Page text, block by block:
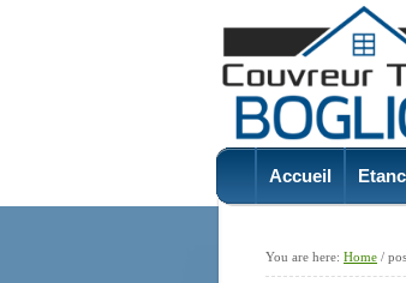
Accueil
You are here: Home /